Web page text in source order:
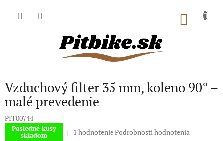
Vzduchový filter 35 mm, koleno 90° –
malé prevedenie
PIT00744
Posledné kusy
skladom
Priemerné
1 hodnoteniePodrobnosti hodnotenia